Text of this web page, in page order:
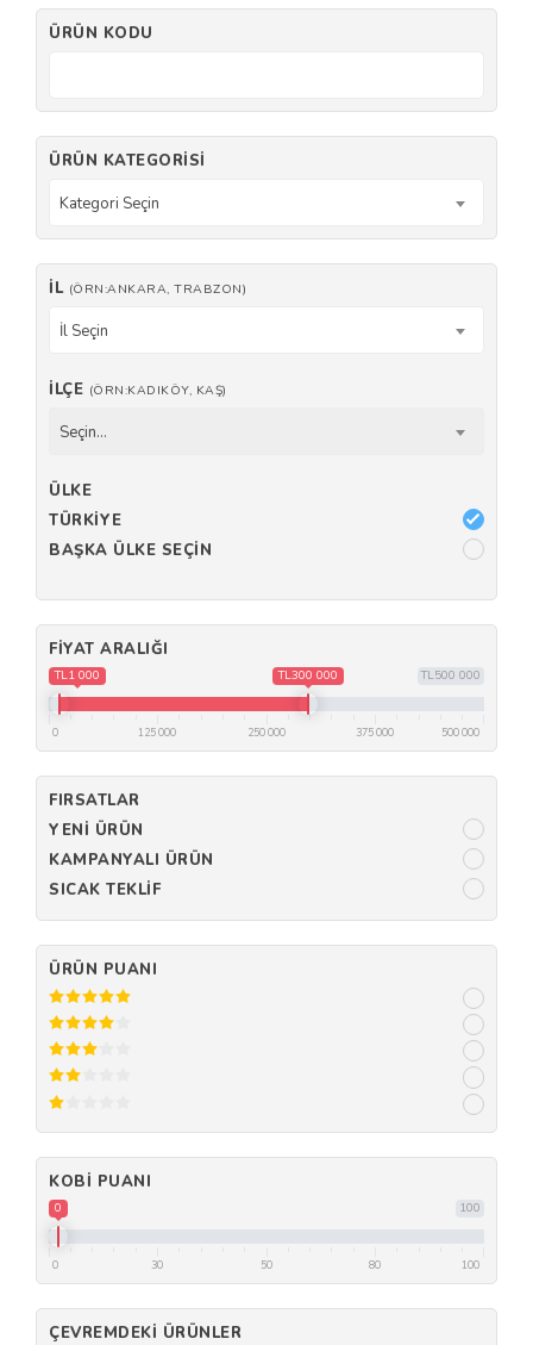
ÜRÜN KODU
ÜRÜN KATEGORISI
Kategori Seçin
İL (ÖRN:ANKARA, TRABZON)
İl Seçin
İLÇE (ÖRN:KADIKÖY, KAŞ)
Seçin...
ÜLKE
TÜRKIYE
BAŞKA ÜLKE SEÇIN
FIYAT ARALIĞI
TL500 000
TL1 000 TL300 000
0 125 000 250 000 375 000 500 000
FIRSATLAR
YENI ÜRÜN
KAMPANYALI ÜRÜN
SICAK TEKLIF
ÜRÜN PUANI
KOBI PUANI
100
0
0 30 50 80 100
ÇEVREMDEKI ÜRÜNLER